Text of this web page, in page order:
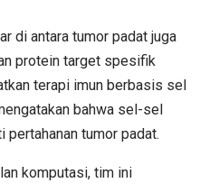
di antara tumor padat juga
protein target spesifik
terapi imun berbasis sel
bahwa sel-sel
tumor padat.
komputasi, tim ini